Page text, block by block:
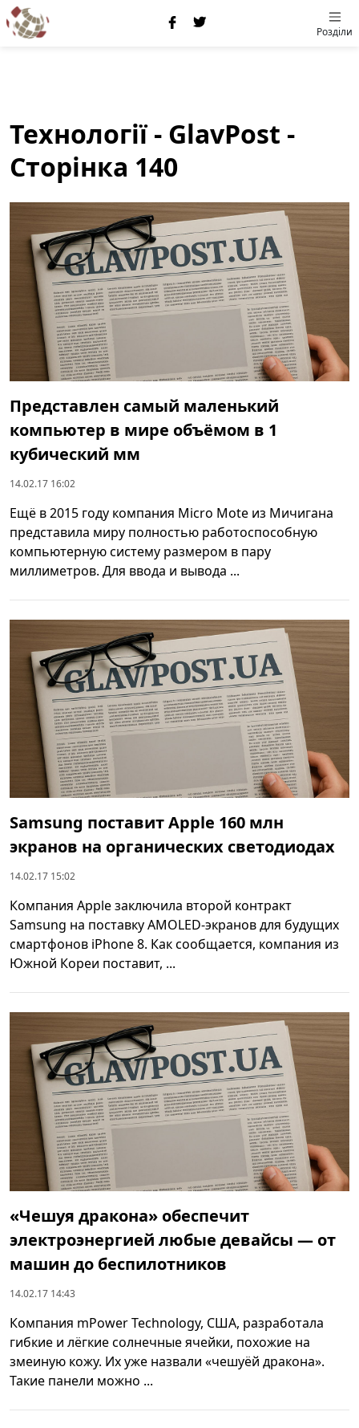
Розділи
Технології - GlavPost -
Сторінка 140
Представлен самый маленький
компьютер в мире объёмом в 1
кубический мм
14.02.17 16:02
Ещё в 2015 году компания Micro Mote из Мичигана
представила миру полностью работоспособную
компьютерную систему размером в пару
миллиметров. Для ввода и вывода ...
Samsung поставит Apple 160 млн
экранов на органических светодиодах
14.02.17 15:02
Компания Apple заключила второй контракт
Samsung на поставку AMOLED-экранов для будущих
смартфонов iPhone 8. Как сообщается, компания из
Южной Кореи поставит, ...
«Чешуя дракона» обеспечит
электроэнергией любые девайсы — от
машин до беспилотников
14.02.17 14:43
Компания mPower Technology, США, разработала
гибкие и лёгкие солнечные ячейки, похожие на
змеиную кожу. Их уже назвали «чешуёй дракона».
Такие панели можно ...